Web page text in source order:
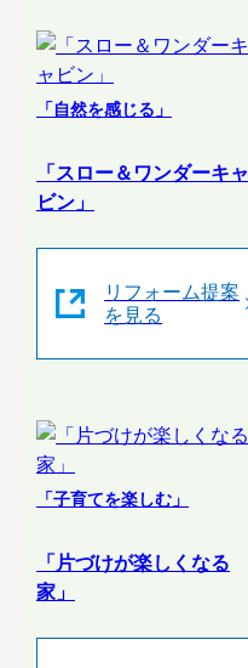
「自然を感じる」
「スロー＆ワンダーキャ
ビン」
リフォーム提案
を見る
「子育てを楽しむ」
「片づけが楽しくなる
家」